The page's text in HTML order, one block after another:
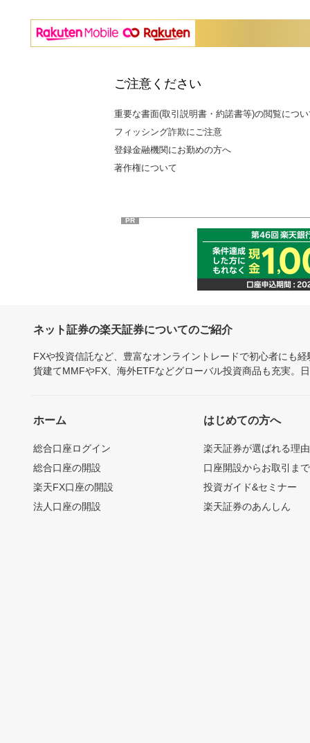
ご注意ください
重要な書面(取引説明書・約諾書等)の閲覧につ
フィッシング詐欺にご注意
登録金融機関にお勤めの方へ
著作権について
PR
ネット証券の楽天証券についてのご紹介
FXや投資信託など、豊富なオンライントレードで初心者にも
貨建てMMFやFX、海外ETFなどグローバル投資商品も充実。
ホーム
総合口座ログイン
総合口座の開設
楽天FX口座の開設
法人口座の開設
はじめての方へ
楽天証券が選ばれる理由
口座開設からお取引ま
投資ガイド&セミナー
楽天証券のあんしん